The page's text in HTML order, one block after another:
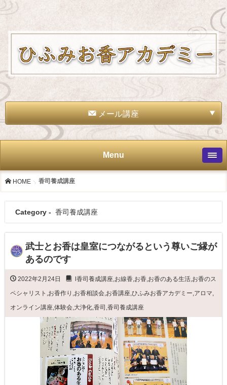
メール講座
Menu
HOME 香司養成講座
Category - 香司養成講座
武士とお香は皇室につながるという尊いご縁が
あるのです
2022年2月24日 l香司養成講座,お線香,お香,お香のある生活,お香のス
ペシャリスト ,お香作り ,お香相談会,お香講座,ひふみお香アカデミー,アロマ,
オンライン講座,体験会,大浄化,香司 ,香司養成講座